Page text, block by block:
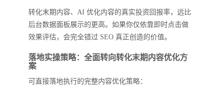
转化末期内容、AI 优化内容的真实投资回报率，远比
后台数据面板展示的更高。如果你仅依靠即时点击做
效果评估，会完全错过 SEO 真正创造的价值。
落地实操策略：全面转向转化末期内容优化方
案
可直接落地执行的完整内容优化策略：